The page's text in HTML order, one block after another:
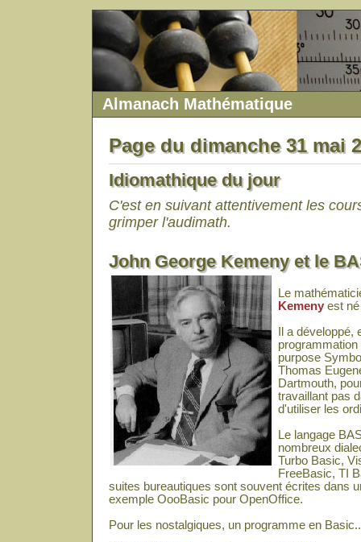
Almanach Mathématique
Page du dimanche 31 mai
Idiomathique du jour
C'est en suivant attentivement les
grimper l'audimath.
John George Kemeny et le
Le
Kemeny est
Il a développé,
purpose
Thomas
Dartmouth,
travaillant pas
d'utiliser les
Le langage
nombreux
Turbo Basic,
FreeBasic, TI
suites bureautiques sont souvent écrites dans
exemple OooBasic pour OpenOffice.
Pour les nostalgiques, un programme en